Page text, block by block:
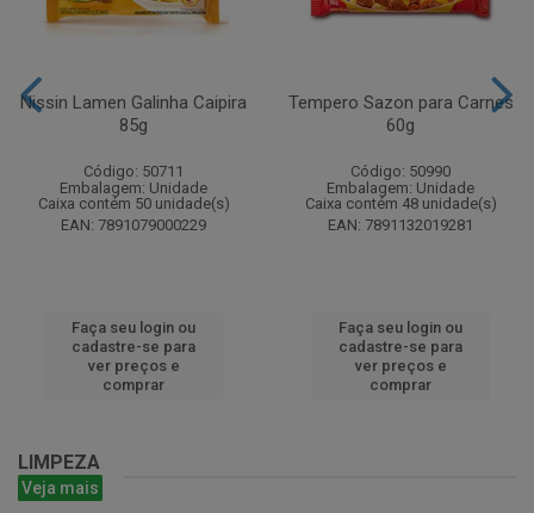
Nissin Lamen Galinha Caipira
85g
Código: 50711
Embalagem: Unidade
Caixa contém 50 unidade(s)
EAN: 7891079000229
Faça seu login ou
cadastre-se para
ver preços e
comprar
Tempero Sazon para Carnes
60g
Código: 50990
Embalagem: Unidade
Caixa contém 48 unidade(s)
EAN: 7891132019281
Faça seu login ou
cadastre-se para
ver preços e
comprar
LIMPEZA
Veja mais